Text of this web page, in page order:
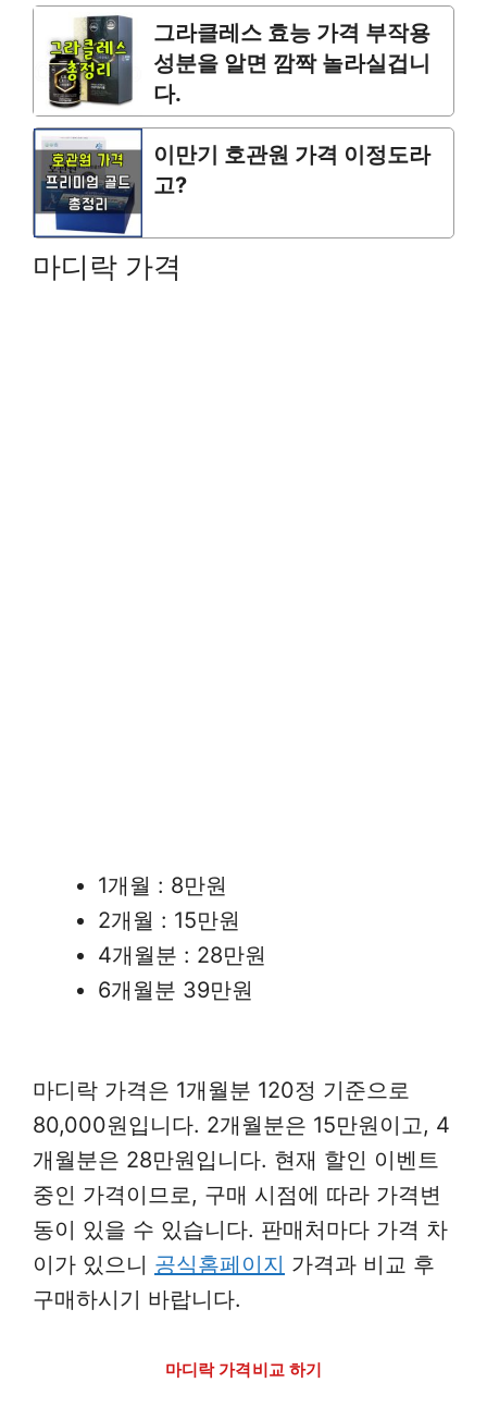
그라클레스 효능 가격 부작용
성분을 알면 깜짝 놀라실겁니
다.
이만기 호관원 가격 이정도라
고?
마디락 가격
1개월 : 8만원
2개월 : 15만원
4개월분 : 28만원
6개월분 39만원
마디락 가격은 1개월분 120정 기준으로
80,000원입니다. 2개월분은 15만원이고, 4
개월분은 28만원입니다. 현재 할인 이벤트
중인 가격이므로, 구매 시점에 따라 가격변
동이 있을 수 있습니다. 판매처마다 가격 차
이가 있으니 공식홈페이지 가격과 비교 후
구매하시기 바랍니다.
마디락 가격비교 하기